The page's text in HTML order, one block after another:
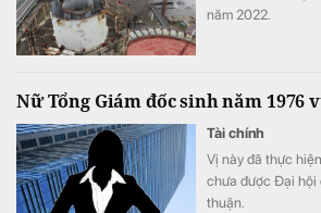
năm 2022.
Nữ Tổng Giám đốc sinh năm 1976
Tài chính
Vị này đã thực
chưa được Đại hội
thuận.